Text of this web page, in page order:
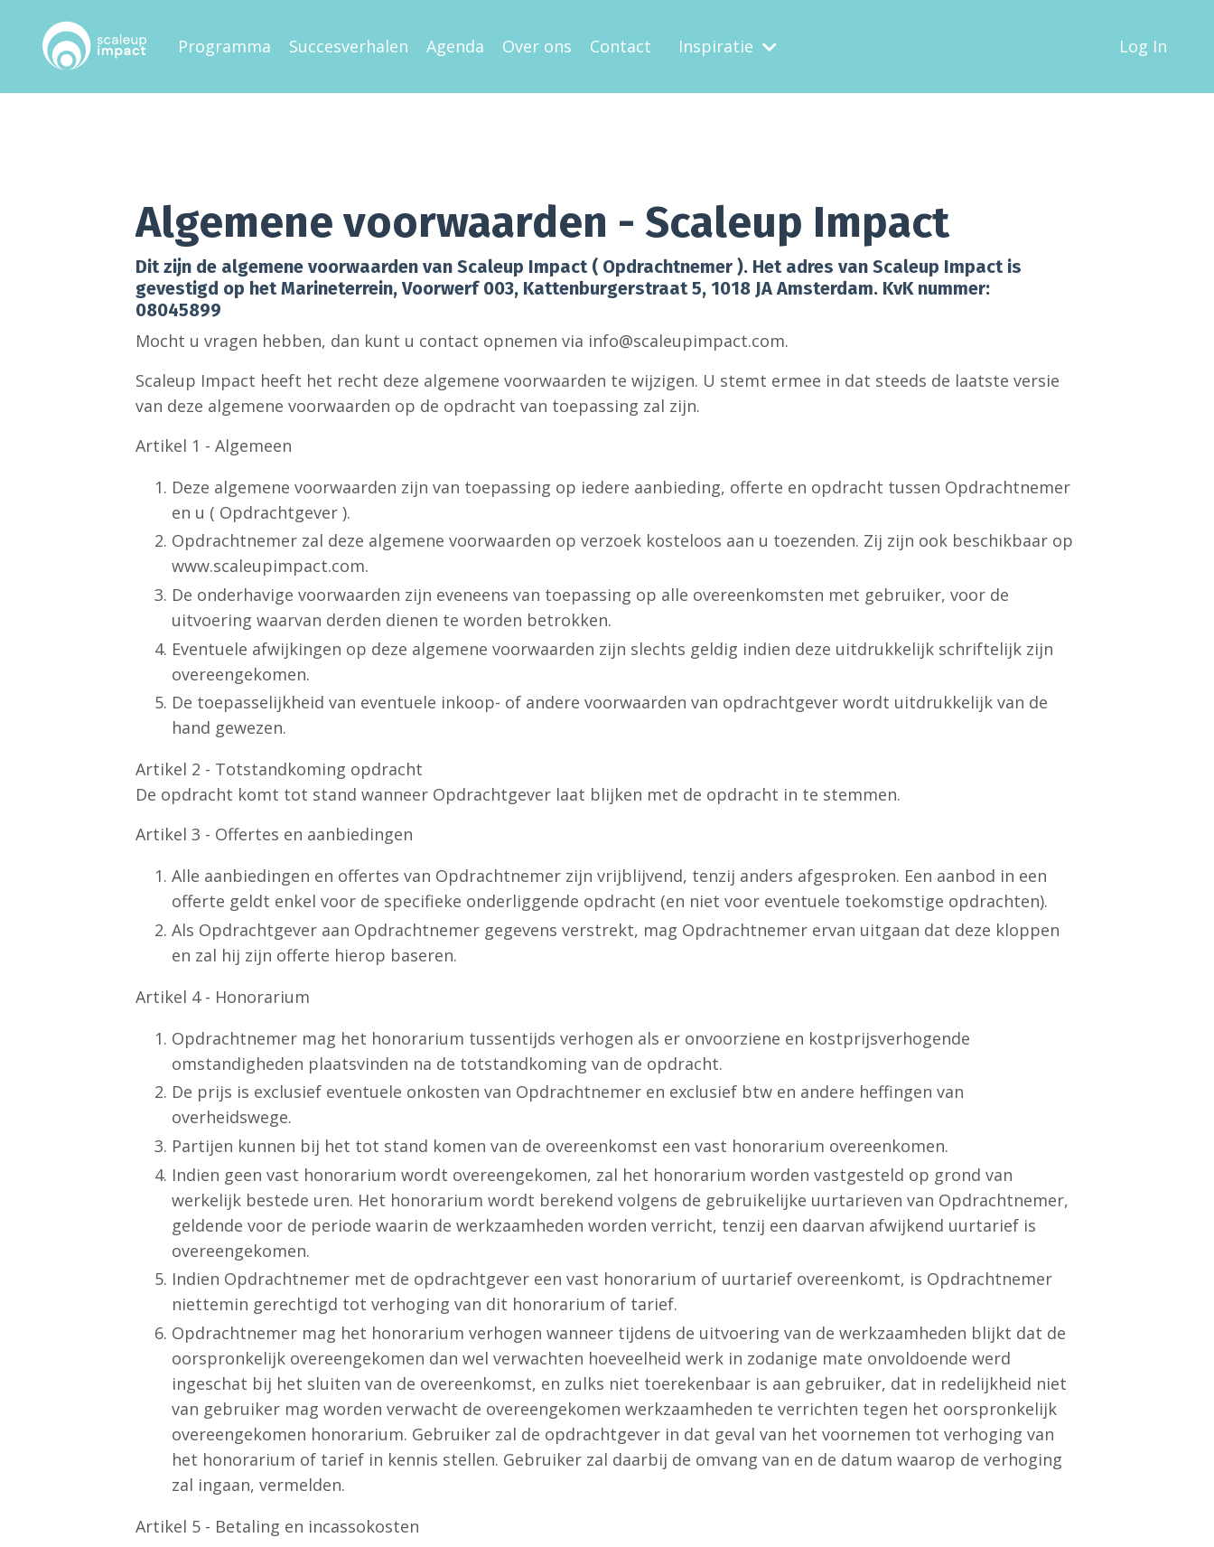
Programma Succesverhalen Agenda Over ons Contact Inspiratie Log In
Algemene voorwaarden - Scaleup Impact
Dit zijn de algemene voorwaarden van Scaleup Impact ( Opdrachtnemer ). Het adres van Scaleup Impact is
gevestigd op het Marineterrein, Voorwerf 003, Kattenburgerstraat 5, 1018 JA Amsterdam. KvK nummer:
08045899
Mocht u vragen hebben, dan kunt u contact opnemen via info@scaleupimpact.com.
Scaleup Impact heeft het recht deze algemene voorwaarden te wijzigen. U stemt ermee in dat steeds de laatste versie
van deze algemene voorwaarden op de opdracht van toepassing zal zijn.
Artikel 1 - Algemeen
Deze algemene voorwaarden zijn van toepassing op iedere aanbieding, offerte en opdracht tussen Opdrachtnemer
en u ( Opdrachtgever ).
Opdrachtnemer zal deze algemene voorwaarden op verzoek kosteloos aan u toezenden. Zij zijn ook beschikbaar op
www.scaleupimpact.com.
De onderhavige voorwaarden zijn eveneens van toepassing op alle overeenkomsten met gebruiker, voor de
uitvoering waarvan derden dienen te worden betrokken.
Eventuele afwijkingen op deze algemene voorwaarden zijn slechts geldig indien deze uitdrukkelijk schriftelijk zijn
overeengekomen.
De toepasselijkheid van eventuele inkoop- of andere voorwaarden van opdrachtgever wordt uitdrukkelijk van de
hand gewezen.
Artikel 2 - Totstandkoming opdracht
De opdracht komt tot stand wanneer Opdrachtgever laat blijken met de opdracht in te stemmen.
Artikel 3 - Offertes en aanbiedingen
Alle aanbiedingen en offertes van Opdrachtnemer zijn vrijblijvend, tenzij anders afgesproken. Een aanbod in een
offerte geldt enkel voor de specifieke onderliggende opdracht (en niet voor eventuele toekomstige opdrachten).
Als Opdrachtgever aan Opdrachtnemer gegevens verstrekt, mag Opdrachtnemer ervan uitgaan dat deze kloppen
en zal hij zijn offerte hierop baseren.
Artikel 4 - Honorarium
Opdrachtnemer mag het honorarium tussentijds verhogen als er onvoorziene en kostprijsverhogende
omstandigheden plaatsvinden na de totstandkoming van de opdracht.
De prijs is exclusief eventuele onkosten van Opdrachtnemer en exclusief btw en andere heffingen van
overheidswege.
Partijen kunnen bij het tot stand komen van de overeenkomst een vast honorarium overeenkomen.
Indien geen vast honorarium wordt overeengekomen, zal het honorarium worden vastgesteld op grond van
werkelijk bestede uren. Het honorarium wordt berekend volgens de gebruikelijke uurtarieven van Opdrachtnemer,
geldende voor de periode waarin de werkzaamheden worden verricht, tenzij een daarvan afwijkend uurtarief is
overeengekomen.
Indien Opdrachtnemer met de opdrachtgever een vast honorarium of uurtarief overeenkomt, is Opdrachtnemer
niettemin gerechtigd tot verhoging van dit honorarium of tarief.
Opdrachtnemer mag het honorarium verhogen wanneer tijdens de uitvoering van de werkzaamheden blijkt dat de
oorspronkelijk overeengekomen dan wel verwachten hoeveelheid werk in zodanige mate onvoldoende werd
ingeschat bij het sluiten van de overeenkomst, en zulks niet toerekenbaar is aan gebruiker, dat in redelijkheid niet
van gebruiker mag worden verwacht de overeengekomen werkzaamheden te verrichten tegen het oorspronkelijk
overeengekomen honorarium. Gebruiker zal de opdrachtgever in dat geval van het voornemen tot verhoging van
het honorarium of tarief in kennis stellen. Gebruiker zal daarbij de omvang van en de datum waarop de verhoging
zal ingaan, vermelden.
Artikel 5 - Betaling en incassokosten